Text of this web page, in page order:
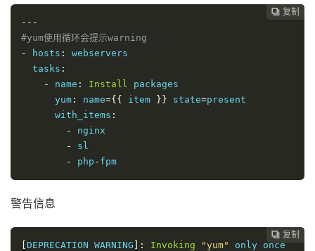
 复制
 复制
 复制
 复制
 复制
 复制
 复制
 复制
 复制
---
#yum使用循环会提示warning
-
hosts :
webservers
  tasks
:
-
name : Install packages
      yum
: name={{ item }} state=present
      with_items
:
-
nginx
-
sl
-
php - fpm
警告信息
 复制
 复制
 复制
 复制
 复制
 复制
 复制
 复制
DEPRECATION WARNING ]: Invoking "yum"